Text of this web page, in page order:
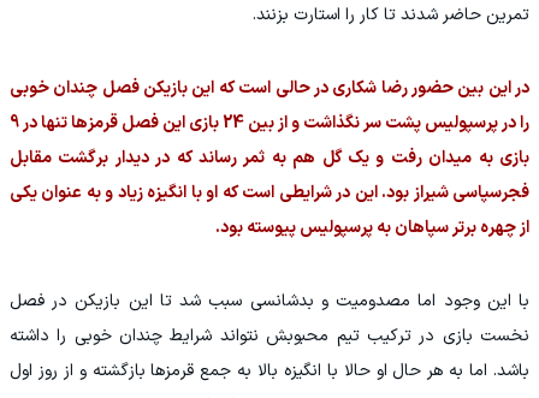
تمرین حاضر شدند تا کار را استارت بزنند.
در این بین حضور رضا شکاری در حالی است که این بازیکن فصل چندان خوبی
را در پرسپولیس پشت سر نگذاشت و از بین 24 بازی این فصل قرمزها تنها در 9
بازی به میدان رفت و یک گل هم به ثمر رساند که در دیدار برگشت مقابل
فجرسپاسی شیراز بود. این در شرایطی است که او با انگیزه زیاد و به عنوان یکی
از چهره‌ برتر سپاهان به پرسپولیس پیوسته بود.
با این وجود اما مصدومیت و بدشانسی سبب شد تا این بازیکن در فصل
نخست بازی در ترکیب تیم محبوبش نتواند شرایط چندان خوبی را داشته
باشد. اما به هر حال او حالا با انگیزه بالا به جمع قرمزها بازگشته و از روز اول